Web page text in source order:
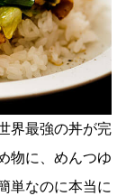
界最強の丼が完
物に、めんつゆ
単なのに本当に